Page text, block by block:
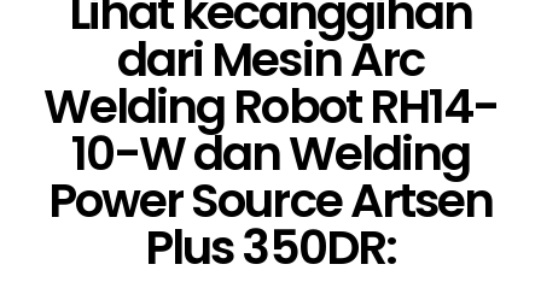
dari Mesin Arc
Welding Robot RH14-
10-W dan Welding
Power Source Artsen
Plus 350DR: